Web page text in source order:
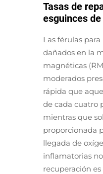
Tasas de
esguinces
Las férulas
dañados en la
magnéticas
moderados
rápida que
de cada cuatro
mientras que
proporcionada
llegada de
inflamatorias
recuperación